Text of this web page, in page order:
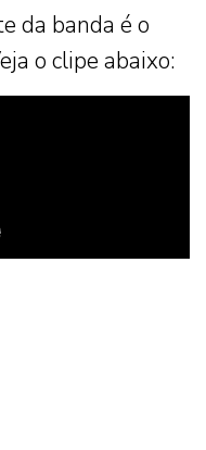
da banda é o
o clipe abaixo: